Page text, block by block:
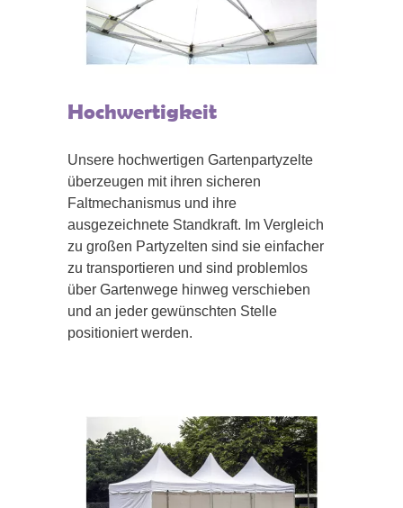
Hochwertigkeit
Unsere hochwertigen Gartenpartyzelte
überzeugen mit ihren sicheren
Faltmechanismus und ihre
ausgezeichnete Standkraft. Im Vergleich
zu großen Partyzelten sind sie einfacher
zu transportieren und sind problemlos
über Gartenwege hinweg verschieben
und an jeder gewünschten Stelle
positioniert werden.